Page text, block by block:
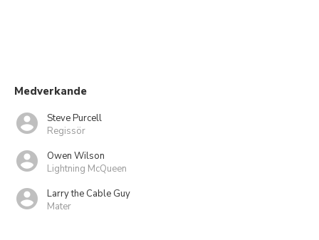
Medverkande
Steve Purcell
Regissör
Owen Wilson
Lightning McQueen
Larry the Cable Guy
Mater